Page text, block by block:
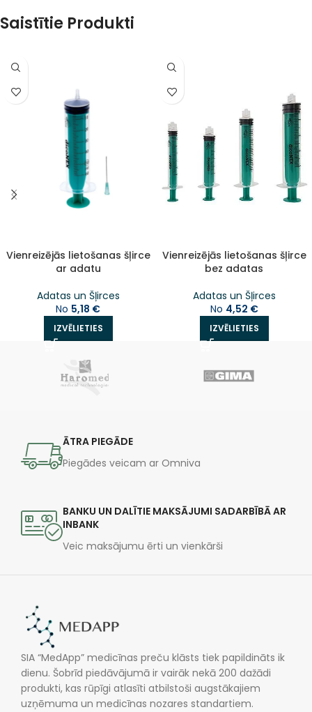
Saistītie Produkti
Vienreizējās lietošanas šļirce
ar adatu
Adatas un Šļirces
No 5,18 €
IZVĒLIETIES
Vienreizējās lietošanas šļirce
bez adatas
Adatas un Šļirces
No 4,52 €
IZVĒLIETIES
ĀTRA PIEGĀDE
Piegādes veicam ar Omniva
BANKU UN DALĪTIE MAKSĀJUMI SADARBĪBĀ AR
INBANK
Veic maksājumu ērti un vienkārši
SIA “MedApp” medicīnas preču klāsts tiek papildināts ik
dienu. Šobrīd piedāvājumā ir vairāk nekā 200 dažādi
produkti, kas rūpīgi atlasīti atbilstoši augstākajiem
uzņēmuma un medicīnas nozares standartiem.